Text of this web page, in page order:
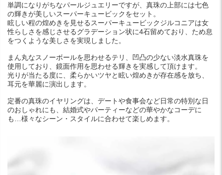
単調になりがちなパールジュエリーですが、真珠の上部には七色
の輝きが美しいスーパーキュービックをセット。
眩しい程の煌めきを見せるスーパーキュービックジルコニアは女
性らしさを感じさせるグラデーション状に4石留めており、ため息
をつくような美しさを実現しました。
まん丸なスノーボールを思わせるテリ、凹凸の少ない淡水真珠を
使用しており、鏡面作用を思わせる輝きを実感して頂けます。
光りが当たる度に、柔らかいツヤと眩い煌めきが存在感を放ち、
耳元を華麗に演出します。
定番の真珠のイヤリングは、デートや食事会など日常の特別な日
のおしゃれにも、結婚式やパーティーなどの華やかなコーデに
も…様々なシーン・スタイルに合わせて楽しめます。